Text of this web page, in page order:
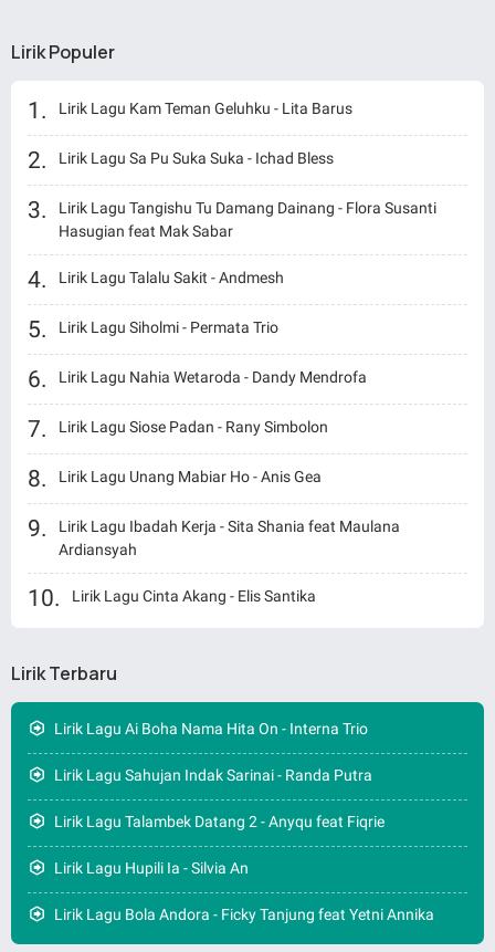
Lirik Populer
Lirik Lagu Kam Teman Geluhku - Lita Barus
Lirik Lagu Sa Pu Suka Suka - Ichad Bless
Lirik Lagu Tangishu Tu Damang Dainang - Flora Susanti
Hasugian feat Mak Sabar
Lirik Lagu Talalu Sakit - Andmesh
Lirik Lagu Siholmi - Permata Trio
Lirik Lagu Nahia Wetaroda - Dandy Mendrofa
Lirik Lagu Siose Padan - Rany Simbolon
Lirik Lagu Unang Mabiar Ho - Anis Gea
Lirik Lagu Ibadah Kerja - Sita Shania feat Maulana
Ardiansyah
Lirik Lagu Cinta Akang - Elis Santika
Lirik Terbaru
Lirik Lagu Ai Boha Nama Hita On - Interna Trio
Lirik Lagu Sahujan Indak Sarinai - Randa Putra
Lirik Lagu Talambek Datang 2 - Anyqu feat Fiqrie
Lirik Lagu Hupili Ia - Silvia An
Lirik Lagu Bola Andora - Ficky Tanjung feat Yetni Annika